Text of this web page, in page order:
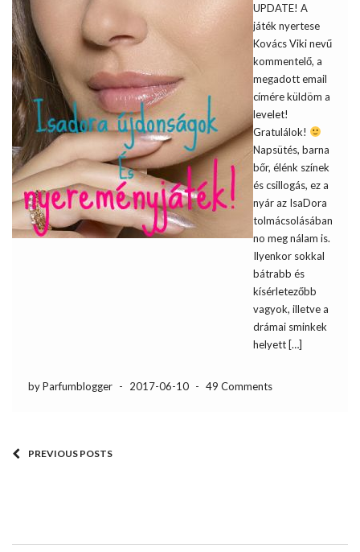
UPDATE! A
játék nyertese
Kovács Viki nevű
kommentelő, a
megadott email
címére küldöm a
levelet!
Gratulálok!
Napsütés, barna
bőr, élénk színek
és csillogás, ez a
nyár az IsaDora
tolmácsolásában,
no meg nálam is.
Ilyenkor sokkal
bátrabb és
kísérletezőbb
vagyok, illetve a
drámai sminkek
helyett […]
by Parfumblogger - 2017-06-10 - 49 Comments
PREVIOUS POSTS